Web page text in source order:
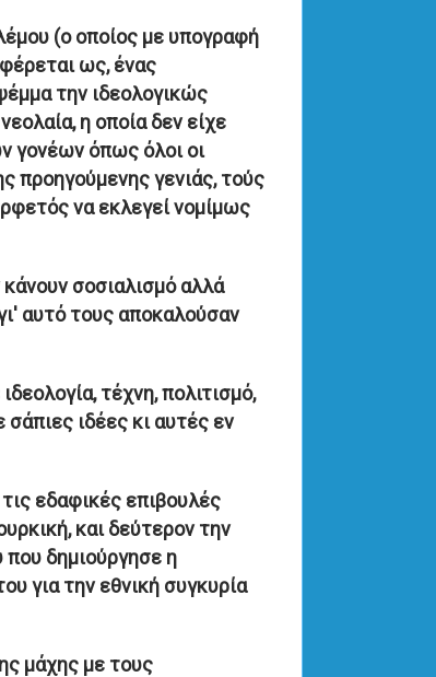
(ο οποίος με υπογραφή
ως, ένας
την ιδεολογικώς
η οποία δεν είχε
γονέων όπως όλοι οι
προηγούμενης γενιάς, τούς
να εκλεγεί νομίμως
κάνουν σοσιαλισμό αλλά
αυτό τους αποκαλούσαν
τέχνη, πολιτισμό,
σάπιες ιδέες κι αυτές εν
εδαφικές επιβουλές
και δεύτερον την
που δημιούργησε η
για την εθνική συγκυρία
μάχης με τους